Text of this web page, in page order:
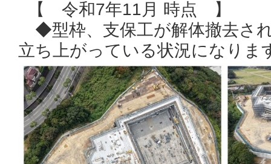
【 令和7年11月 時点 】
◆型枠、支保工が解体撤去さ
立ち上がっている状況になりま